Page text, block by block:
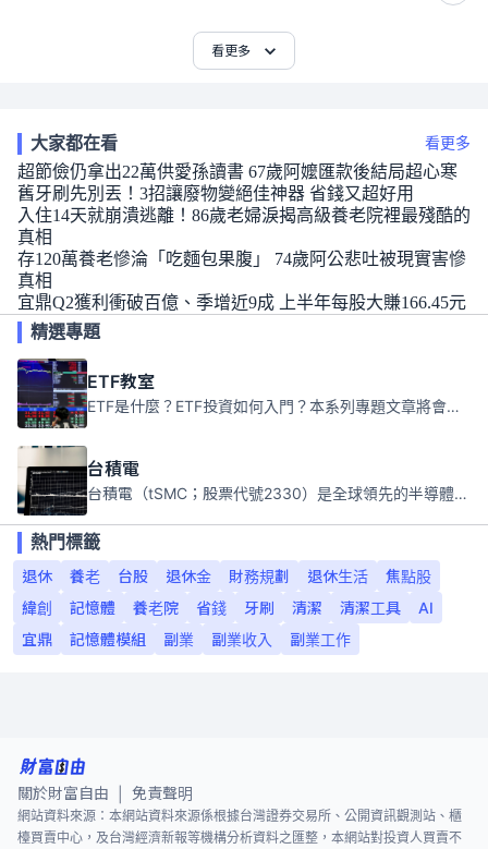
看更多
大家都在看 看更多
超節儉仍拿出22萬供愛孫讀書 67歲阿嬤匯款後結局超心寒
舊牙刷先別丟！3招讓廢物變絕佳神器 省錢又超好用
入住14天就崩潰逃離！86歲老婦淚揭高級養老院裡最殘酷的
真相
存120萬養老慘淪「吃麵包果腹」 74歲阿公悲吐被現實害慘
真相
宜鼎Q2獲利衝破百億、季增近9成 上半年每股大賺166.45元
精選專題
ETF教室
ETF是什麼？ETF投資如何入門？本系列專題文章將會告訴你新手必須知道的ETF基礎知識。
台積電
台積電（tSMC；股票代號2330）是全球領先的半導體代工公司，成立於1987年，總部位於台灣新竹。且已於美國、日本、德國及中國設廠，台積電是全球首家專業積體電路製造服務公司，也是全球最先進和最大規模的半導體代工廠。
熱門標籤
退休
養老 台股 退休金 財務規劃 退休生活
焦點股
緯創
記憶體 養老院 省錢 牙刷 清潔 清潔工具
AI
宜鼎
記憶體模組 副業 副業收入 副業工作
關於財富自由 免責聲明
網站資料來源：本網站資料來源係根據台灣證券交易所、公開資訊觀測站、櫃
檯買賣中心，及台灣經濟新報等機構分析資料之匯整，本網站對投資人買賣不